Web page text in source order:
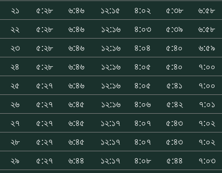
২১
৫:২৮ ৬:৪৬ ১২:১৫ ৪:০২ ৫:৩৮
৬:৫৮
২২
৫:২৮ ৬:৪৬ ১২:১৬ ৪:০৩ ৫:৩৯
৬:৫৮
২৩
৫:২৮ ৬:৪৬ ১২:১৬ ৪:০৪ ৫:৪০
৬:৫৯
২৪
৫:২৮ ৬:৪৬ ১২:১৬ ৪:০৫ ৫:৪০
৭:০০
২৫
৫:২৭ ৬:৪৬ ১২:১৬ ৪:০৫ ৫:৪১
৭:০০
২৬
৫:২৭ ৬:৪৫ ১২:১৬ ৪:০৬ ৫:৪২
৭:০১
২৭
৫:২৭ ৬:৪৫ ১২:১৭ ৪:০৭ ৫:৪৩
৭:০২
২৮
৫:২৭ ৬:৪৫ ১২:১৭ ৪:০৭ ৫:৪৩
৭:০২
২৯
৫:২৭ ৬:৪৪ ১২:১৭ ৪:০৮ ৫:৪৪
৭:০৩